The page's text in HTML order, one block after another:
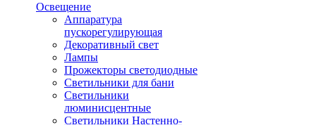
Освещение
Аппаратура
пускорегулирующая
Декоративный свет
Лампы
Прожекторы светодиодные
Светильники для бани
Светильники
люминисцентные
Светильники Настенно-